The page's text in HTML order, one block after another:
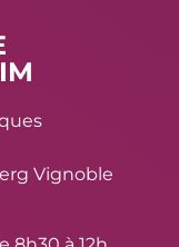
Vignoble